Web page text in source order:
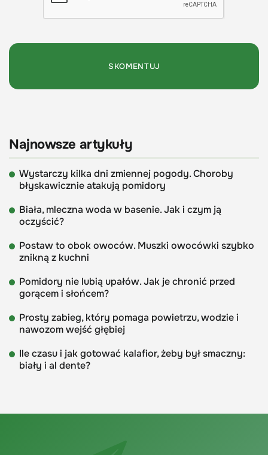
Najnowsze artykuły
Wystarczy kilka dni zmiennej pogody. Choroby
błyskawicznie atakują pomidory
Biała, mleczna woda w basenie. Jak i czym ją
oczyścić?
Postaw to obok owoców. Muszki owocówki szybko
znikną z kuchni
Pomidory nie lubią upałów. Jak je chronić przed
gorącem i słońcem?
Prosty zabieg, który pomaga powietrzu, wodzie i
nawozom wejść głębiej
Ile czasu i jak gotować kalafior, żeby był smaczny:
biały i al dente?